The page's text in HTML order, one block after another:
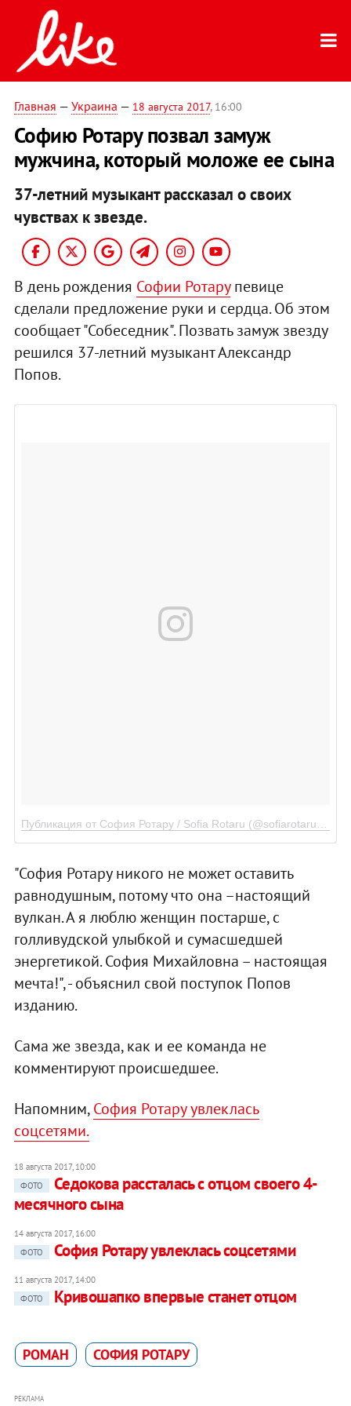
Главная — Украина — 18 августа 2017, 16:00
Софию Ротару позвал замуж
мужчина, который моложе ее сына
37-летний музыкант рассказал о своих
чувствах к звезде.
В день рождения Софии Ротарупевице
сделали предложение руки и сердца. Об этом
сообщает "Собеседник". Позвать замуж звезду
решился 37-летний музыкант Александр
Попов.
Публикация от София Ротару / Sofia Rotaru (@sofiarotaru.official)
"София Ротару никого не может оставить
равнодушным, потому что она –настоящий
вулкан. А я люблю женщин постарше, с
голливудской улыбкой и сумасшедшей
энергетикой. София Михайловна – настоящая
мечта!", - объяснил свой поступок Попов
изданию.
Сама же звезда, как и ее команда не
комментируют происшедшее.
Напомним,София Ротару увлеклась
соцсетями.
18 августа 2017, 10:00
ФОТО
Седокова рассталась с отцом своего 4-
месячного сына
14 августа 2017, 16:00
ФОТО
София Ротару увлеклась соцсетями
11 августа 2017, 14:00
ФОТО
Кривошапко впервые станет отцом
РОМАН СОФИЯ РОТАРУ
РЕКЛАМА